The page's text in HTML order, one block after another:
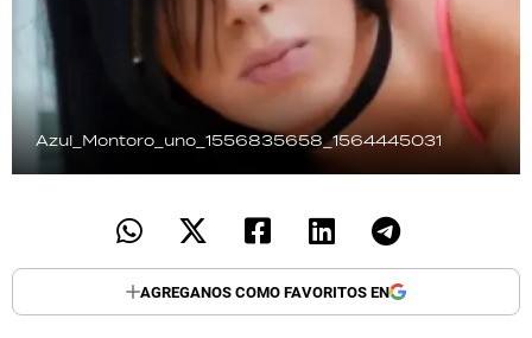
Azul_Montoro_uno_1556835658_1564445031
AGREGANOS COMO FAVORITOS EN
Seguinos